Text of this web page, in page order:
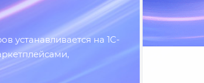
устанавливается на 1С-